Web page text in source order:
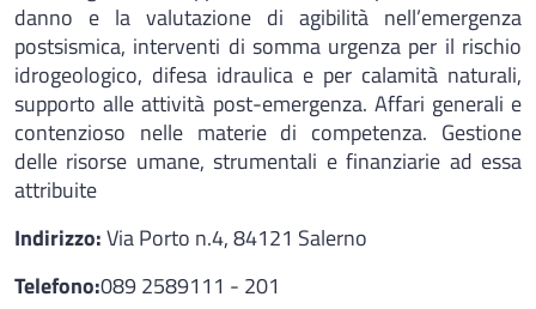
danno e la valutazione di agibilità nell’emergenza
postsismica, interventi di somma urgenza per il rischio
idrogeologico, difesa idraulica e per calamità naturali,
supporto alle attività post-emergenza. Affari generali e
contenzioso nelle materie di competenza. Gestione
delle risorse umane, strumentali e finanziarie ad essa
attribuite
Indirizzo:Via Porto n.4, 84121 Salerno
Telefono:089 2589111 - 201